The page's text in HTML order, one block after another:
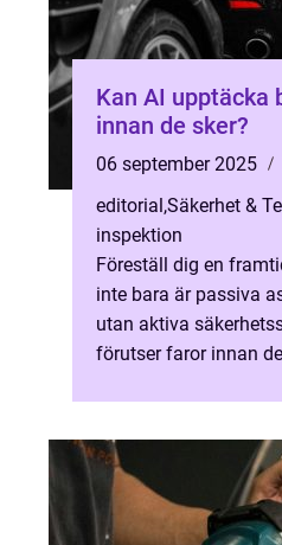
Kan AI upptäcka
innan de sker?
06 september 2025
editorial,Säkerhet &
inspektion
Föreställ dig en
inte bara är passiva
utan aktiva
förutser faror innan